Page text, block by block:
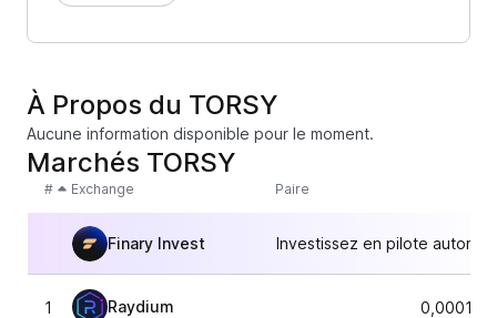
À Propos du TORSY
Aucune information disponible pour le moment.
Marchés TORSY
# Exchange Paire
Finary Invest Investissez en pilote
1 Raydium